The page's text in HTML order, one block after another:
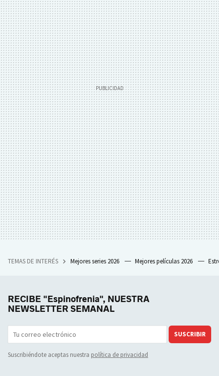
TEMAS DE INTERÉS Mejores series 2026 Mejores películas 2026
RECIBE "Espinofrenia", NUESTRA
NEWSLETTER SEMANAL
SUSCRIBIR
Suscribiéndote aceptas nuestra política de privacidad